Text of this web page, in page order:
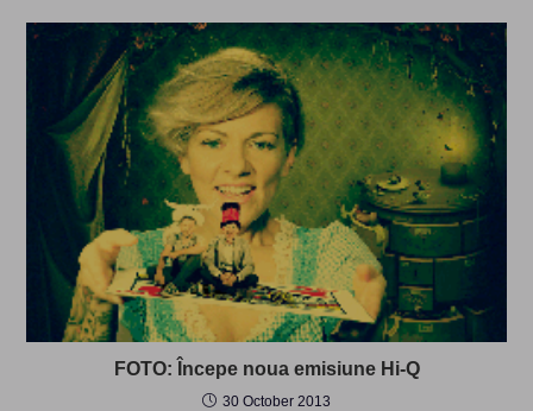
FOTO: Începe noua emisiune Hi-Q
30 October 2013